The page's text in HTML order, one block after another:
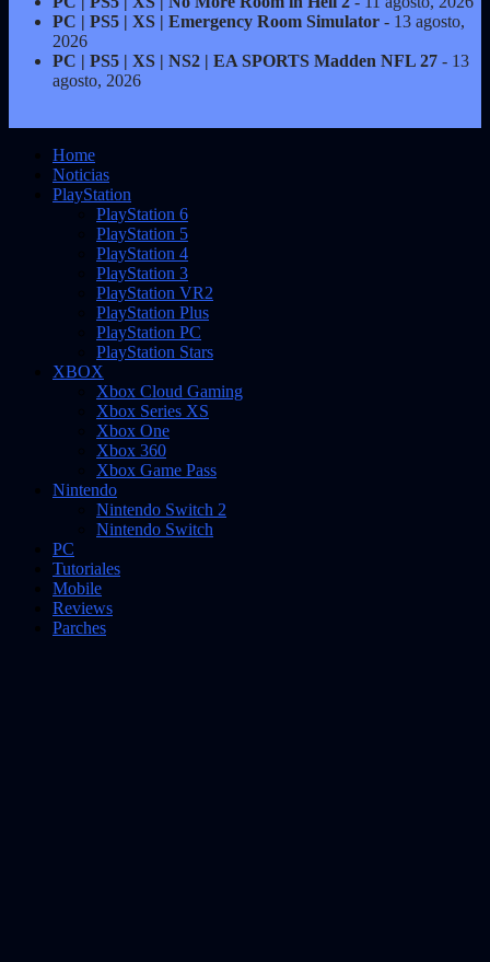
PC | PS5 | XS | Emergency Room Simulator - 13 agosto,
2026
PC | PS5 | XS | NS2 | EA SPORTS Madden NFL 27 - 13
agosto, 2026
Home
Noticias
PlayStation
PlayStation 6
PlayStation 5
PlayStation 4
PlayStation 3
PlayStation VR2
PlayStation Plus
PlayStation PC
PlayStation Stars
XBOX
Xbox Cloud Gaming
Xbox Series XS
Xbox One
Xbox 360
Xbox Game Pass
Nintendo
Nintendo Switch 2
Nintendo Switch
PC
Tutoriales
Mobile
Reviews
Parches